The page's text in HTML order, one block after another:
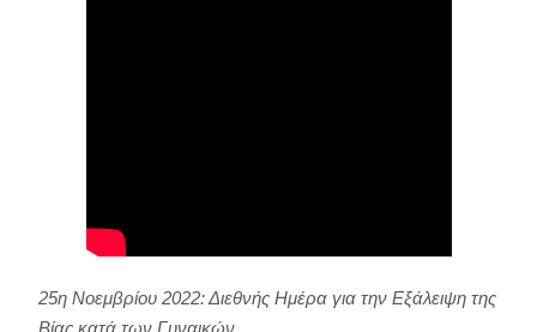
25η Νοεμβρίου 2022: Διεθνής Ημέρα για την Εξάλειψη της
Βίας κατά των Γυναικών.